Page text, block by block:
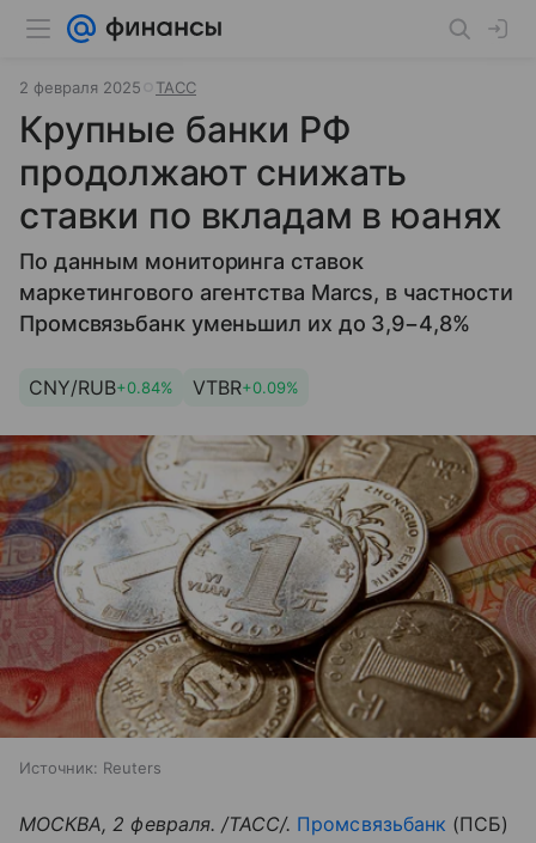
2 февраля 2025 ТАСС
Крупные банки РФ
продолжают снижать
ставки по вкладам в юанях
По данным мониторинга ставок
маркетингового агентства Marcs, в частности
Промсвязьбанк уменьшил их до 3,9−4,8%
CNY/RUB+0.84% VTBR+0.09%
Источник: Reuters
МОСКВА, 2 февраля. /ТАСС/. Промсвязьбанк (ПСБ)